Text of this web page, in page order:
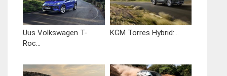
Uus Volkswagen T-
Roc...
KGM Torres Hybrid:...